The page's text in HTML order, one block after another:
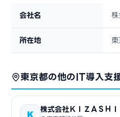
会社名 株
所在地
東京都の他のIT導入支
K
株式会社ＫＩＺＡＳＨＩ